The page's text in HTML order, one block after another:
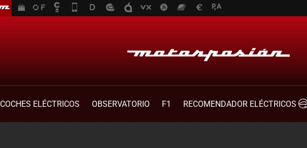
COCHES ELÉCTRICOS OBSERVATORIO F1
RECOMENDADOR ELÉCTRICOS